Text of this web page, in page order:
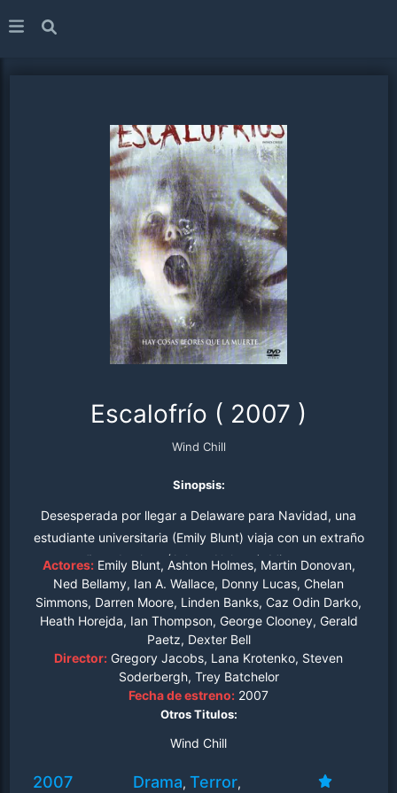
Escalofrío ( 2007 )
Wind Chill
Sinopsis:
Desesperada por llegar a Delaware para Navidad, una
estudiante universitaria (Emily Blunt) viaja con un extraño
compañero de clase (Ashton Holmes). Mientras se va
dando cuenta de que su compañero de viaje sabe
demasiadas cosas sobre ella, éste decide tomar un atajo
por una remota carretera rural. Atrapados en una
tremenda tormenta de nieve. Pronto descubren que el
frío es la menor de sus preocupaciones...
Actores: Emily Blunt, Ashton Holmes, Martin Donovan,
Ned Bellamy, Ian A. Wallace, Donny Lucas, Chelan
Simmons, Darren Moore, Linden Banks, Caz Odin Darko,
Heath Horejda, Ian Thompson, George Clooney, Gerald
Paetz, Dexter Bell
Director: Gregory Jacobs, Lana Krotenko, Steven
Soderbergh, Trey Batchelor
Fecha de estreno: 2007
Otros Titulos:
Wind Chill
2007 Drama,Terror,